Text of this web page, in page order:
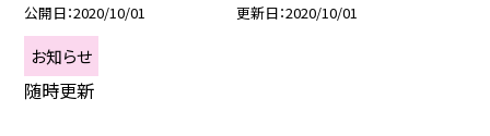
公開日 2020/10/01 更新日 2020/10/01
お知らせ
随時更新